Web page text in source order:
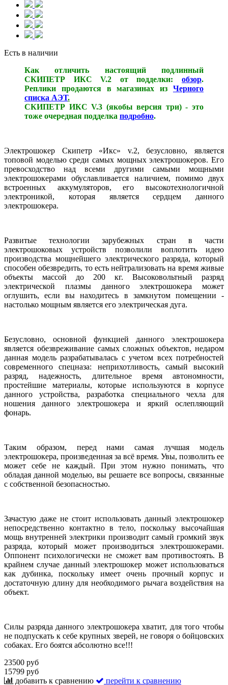
Есть в наличии
Как отличить настоящий подлинный
СКИПЕТР ИКС V.2 от подделки: обзор.
Реплики продаются в магазинах из Черного
списка АЭТ.
СКИПЕТР ИКС V.3 (якобы версия три) - это
тоже очередная подделка подробно.
Электрошокер Скипетр «Икс» v.2, безусловно, является
топовой моделью среди самых мощных электрошокеров. Его
превосходство над всеми другими самыми мощными
электрошокерами обуславливается наличием, помимо двух
встроенных аккумуляторов, его высокотехнологичной
электроникой, которая является сердцем данного
электрошокера.
Развитые технологии зарубежных стран в части
электрошоковых устройств позволили воплотить идею
производства мощнейшего электрического разряда, который
способен обезвредить, то есть нейтрализовать на время живые
объекты массой до 200 кг. Высоковольтный разряд
электрической плазмы данного электрошокера может
оглушить, если вы находитесь в замкнутом помещении -
настолько мощным является его электрическая дуга.
Безусловно, основной функцией данного электрошокера
является обезвреживание самых сложных объектов, недаром
данная модель разрабатывалась с учетом всех потребностей
современного спецназа: неприхотливость, самый высокий
разряд, надежность, длительное время автономности,
простейшие материалы, которые используются в корпусе
данного устройства, разработка специального чехла для
ношения данного электрошокера и яркий ослепляющий
фонарь.
Таким образом, перед нами самая лучшая модель
электрошокера, произведенная за всё время. Увы, позволить ее
может себе не каждый. При этом нужно понимать, что
обладая данной моделью, вы решаете все вопросы, связанные
с собственной безопасностью.
Зачастую даже не стоит использовать данный электрошокер
непосредственно контактно в тело, поскольку высочайшая
мощь внутренней электрики производит самый громкий звук
разряда, который может производиться электрошокерами.
Оппонент психологически не сможет вам противостоять. В
крайнем случае данный электрошокер может использоваться
как дубинка, поскольку имеет очень прочный корпус и
достаточную длину для необходимого рычага воздействия на
объект.
Силы разряда данного электрошокера хватит, для того чтобы
не подпускать к себе крупных зверей, не говоря о бойцовских
собаках. Его боятся абсолютно все!!!
23500 руб
15799 руб
добавить к сравнению
перейти к сравнению